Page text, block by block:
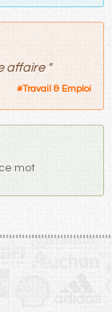
affaire "
#Travail & Emploi
mot